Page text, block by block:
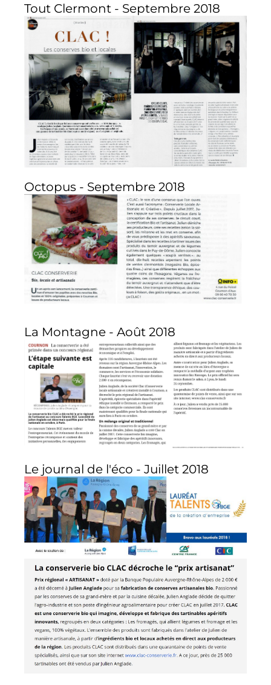
Tout Clermont - Septembre 2018
Octopus - Septembre 2018
La Montagne - Août 2018
Le journal de l'éco - Juillet 2018